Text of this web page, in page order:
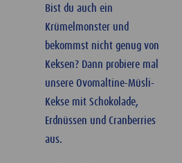
Bist du auch ein
Krümelmonster und
bekommst nicht genug von
Keksen? Dann probiere mal
unsere Ovomaltine-Müsli-
Kekse mit Schokolade,
Erdnüssen und Cranberries
aus.